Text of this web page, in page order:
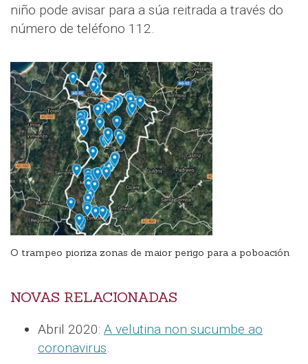
niño pode avisar para a súa reitrada a través do
número de teléfono 112.
O trampeo pioriza zonas de maior perigo para a poboación
NOVAS RELACIONADAS
Abril 2020: A velutina non sucumbe ao
coronavirus.